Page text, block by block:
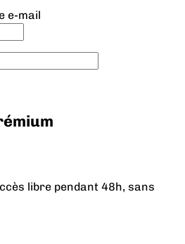
e-mail
libre pendant 48h, sans